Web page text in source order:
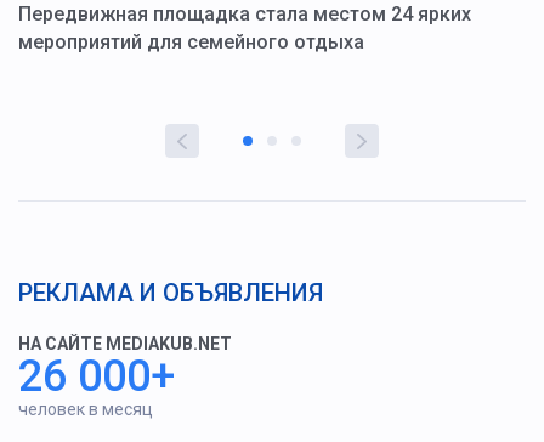
Передвижная площадка стала местом 24 ярких
мероприятий для семейного отдыха
РЕКЛАМА И ОБЪЯВЛЕНИЯ
НА САЙТЕ MEDIAKUB.NET
26 000+
человек в месяц